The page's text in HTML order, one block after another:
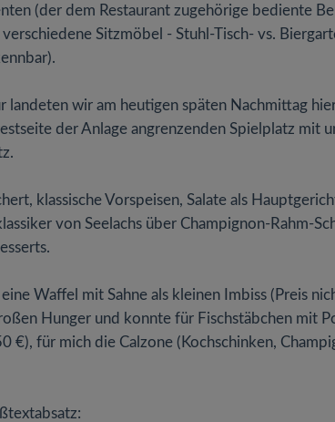
(der dem Restaurant zugehörige bediente
Sitzmöbel - Stuhl-Tisch- vs.
landeten wir am heutigen späten Nachmittag
der Anlage angrenzenden Spielplatz mit
klassische Vorspeisen, Salate als
von Seelachs über Champignon-Rahm-
Waffel mit Sahne als kleinen Imbiss (Preis
Hunger und konnte für Fischstäbchen mit
€), für mich die Calzone (Kochschinken,